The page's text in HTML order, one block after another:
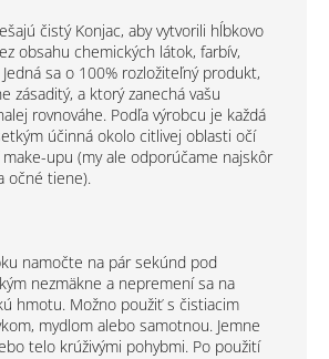
čistý Konjac, aby vytvorili hĺbkovo
obsahu chemických látok, farbív,
sa o 100% rozložiteľný produkt,
zásaditý, a ktorý zanechá vašu
rovnováhe. Podľa výrobcu je každá
účinná okolo citlivej oblasti očí
upu (my ale odporúčame najskôr
očné tiene).
namočte na pár sekúnd pod
nezmäkne a nepremení sa na
hmotu. Možno použiť s čistiacim
mydlom alebo samotnou. Jemne
telo krúživými pohybmi. Po použití